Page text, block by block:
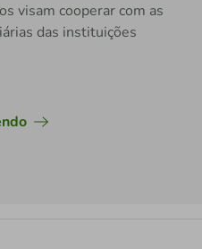
visam cooperar com as
das instituições